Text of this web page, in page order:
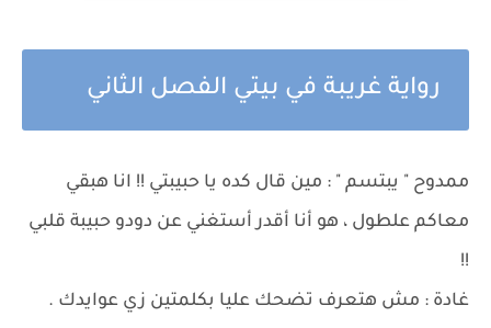
رواية غريبة في بيتي الفصل الثاني
ممدوح " يبتسم " : مين قال كده يا حبيبتي !! انا هبقي
معاكم علطول ، هو أنا أقدر أستغني عن دودو حبيبة قلبي
!!
غادة : مش هتعرف تضحك عليا بكلمتين زي عوايدك .